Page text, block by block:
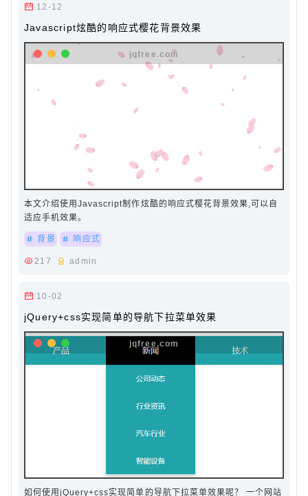
12-12
Javascript炫酷的响应式樱花背景效果
本文介绍使用Javascript制作炫酷的响应式樱花背景效果,可以自
适应手机效果。
背景 响应式
217 admin
10-02
jQuery+css实现简单的导航下拉菜单效果
如何使用jQuery+css实现简单的导航下拉菜单效果呢？ 一个网站